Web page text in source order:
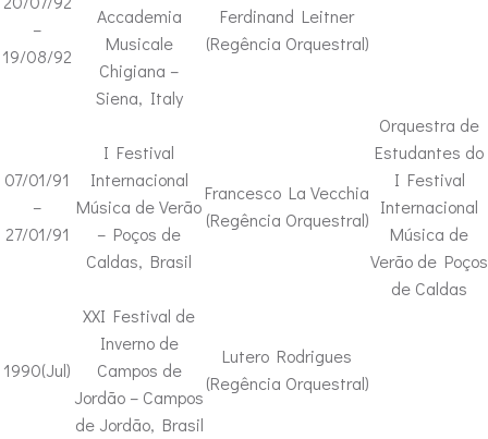
–
19/08/92
Accademia
Musicale
Chigiana –
Siena, Italy
Ferdinand Leitner
(Regência Orquestral)
07/01/91
–
27/01/91
I Festival
Internacional
Música de Verão
– Poços de
Caldas, Brasil
Francesco La Vecchia
(Regência Orquestral)
Orquestra de
Estudantes do
I Festival
Internacional
Música de
Verão de Poços
de Caldas
1990(Jul)
XXI Festival de
Inverno de
Campos de
Jordão – Campos
de Jordão, Brasil
Lutero Rodrigues
(Regência Orquestral)